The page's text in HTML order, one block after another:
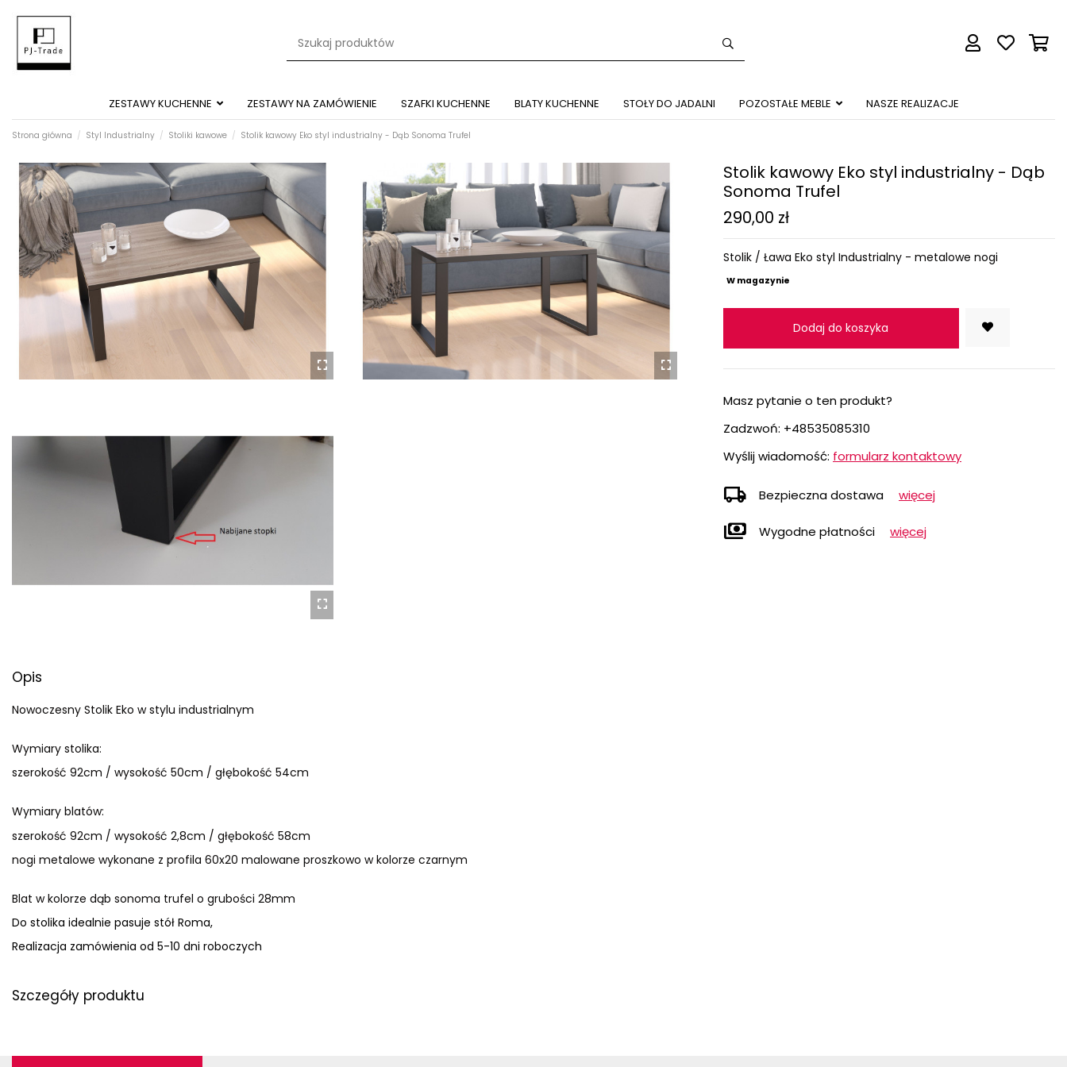
ZESTAWY KUCHENNE ZESTAWY NA ZAMÓWIENIE SZAFKI KUCHENNE BLATY KUCHENNE STOŁY DO JADALNI POZOSTAŁE MEBLE NASZE REALIZACJE
Strona główna Styl Industrialny Stoliki kawowe Stolik kawowy Eko styl industrialny - Dąb Sonoma Trufel
Stolik kawowy Eko styl industrialny - Dąb
Sonoma Trufel
290,00 zł
Stolik / Ława Eko styl Industrialny - metalowe nogi
W magazynie
Dodaj do koszyka
Masz pytanie o ten produkt?
Zadzwoń: +48535085310
Wyślij wiadomość: formularz kontaktowy
local_shipping Bezpieczna dostawa więcej
payments Wygodne płatności więcej
Opis
Nowoczesny Stolik Eko w stylu industrialnym
Wymiary stolika:
szerokość 92cm / wysokość 50cm / głębokość 54cm
Wymiary blatów:
szerokość 92cm / wysokość 2,8cm / głębokość 58cm
nogi metalowe wykonane z profila 60x20 malowane proszkowo w kolorze czarnym
Blat w kolorze dąb sonoma trufel o grubości 28mm
Do stolika idealnie pasuje stół Roma,
Realizacja zamówienia od 5-10 dni roboczych
Szczegóły produktu